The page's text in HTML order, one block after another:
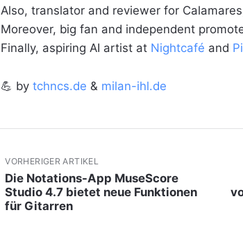
Also, translator and reviewer for
Moreover, big fan and independent
Finally, aspiring AI artist at Nightcafé and
💪 by tchncs.de & milan-ihl.de
VORHERIGER ARTIKEL
Die Notations-App MuseScore
Studio 4.7 bietet neue Funktionen
für Gitarren